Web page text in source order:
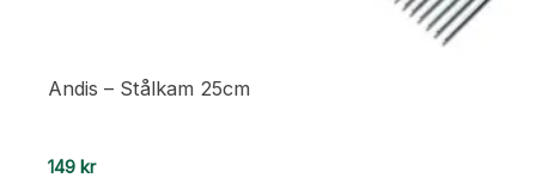
Andis – Stålkam 25cm
149 kr